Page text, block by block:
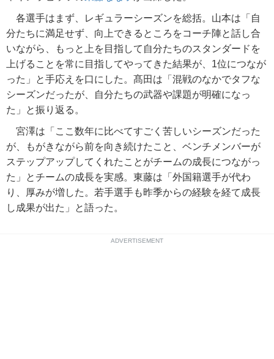
各選手はまず、レギュラーシーズンを総括。山本は「自
分たちに満足せず、向上できるところをコーチ陣と話し合
いながら、もっと上を目指して自分たちのスタンダードを
上げることを常に目指してやってきた結果が、1位につなが
った」と手応えを口にした。髙田は「混戦のなかでタフな
シーズンだったが、自分たちの武器や課題が明確になっ
た」と振り返る。
宮澤は「ここ数年に比べてすごく苦しいシーズンだった
が、もがきながら前を向き続けたこと、ベンチメンバーが
ステップアップしてくれたことがチームの成長につながっ
た」とチームの成長を実感。東藤は「外国籍選手が代わ
り、厚みが増した。若手選手も昨季からの経験を経て成長
し成果が出た」と語った。
ADVERTISEMENT